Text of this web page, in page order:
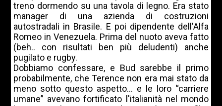
treno dormendo su una tavola di legno. Era stato
manager di una azienda di costruzioni
autostradali in Brasile. E poi dipendente dell'Alfa
Romeo in Venezuela. Prima del nuoto aveva fatto
(beh.. con risultati ben più deludenti) anche
pugilato e rugby.
Dobbiamo confessare, e Bud sarebbe il primo
probabilmente, che Terence non era mai stato da
meno sotto questo aspetto... e le loro “carriere
umane” avevano fortificato l'italianità nel mondo